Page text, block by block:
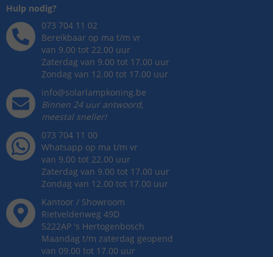
Hulp nodig?
073 704 11 02
Bereikbaar op ma t/m vr
van 9.00 tot 22.00 uur
Zaterdag van 9.00 tot 17.00 uur
Zondag van 12.00 tot 17.00 uur
info@solarlampkoning.be
Binnen 24 uur antwoord,
meestal sneller!
073 704 11 00
Whatsapp op ma t/m vr
van 9.00 tot 22.00 uur
Zaterdag van 9.00 tot 17.00 uur
Zondag van 12.00 tot 17.00 uur
Kantoor / Showroom
Rietveldenweg 49D
5222AP 's Hertogenbosch
Maandag t/m zaterdag geopend
van 09.00 tot 17.00 uur